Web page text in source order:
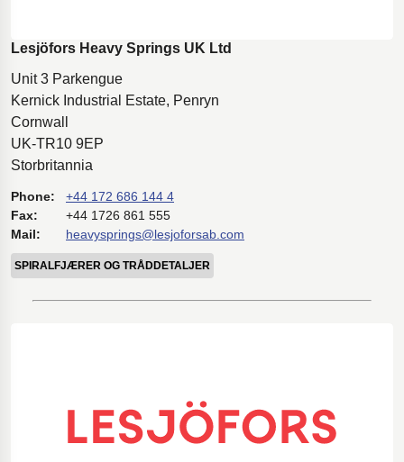
Lesjöfors Heavy Springs UK Ltd
Unit 3 Parkengue
Kernick Industrial Estate, Penryn
Cornwall
UK-TR10 9EP
Storbritannia
Phone:
+44 172 686 144 4
Fax:
+44 1726 861 555
Mail:
heavysprings@lesjoforsab.com
SPIRALFJÆRER OG TRÅDDETALJER